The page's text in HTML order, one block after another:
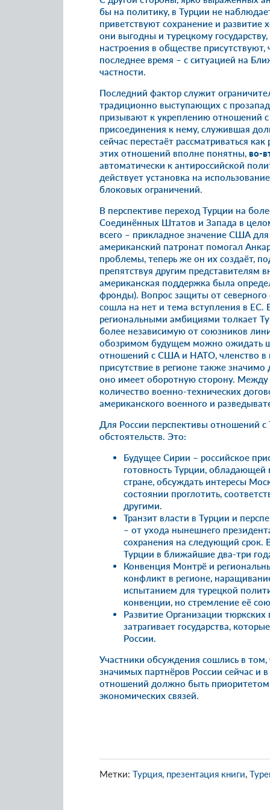
бы на политику, в Турции не
приветствуют сохранение и
они выгодны и турецкому
настроения в обществе
последнее время – с ситуацией на
частности.
Последний фактор служит
традиционно выступающих с
призывают к укреплению отношений
присоединения к нему, служившая
сейчас перестаёт рассматриваться
этих отношений вполне понятны, во-
автоматически к антироссийской
действует установка на
блоковых ограничений.
В перспективе переход Турции на
Соединённых Штатов и Запада в
всего – прикладное значение США
американский патронат помогал
проблемы, теперь же он их создаёт,
препятствуя другим представителям
американская поддержка была
фронды). Вопрос защиты от северного
сошла на нет и тема вступления в ЕС.
региональными амбициями толкает
более независимую от союзников
обозримом будущем можно ожидать
отношений с США и НАТО, членство в
присутствие в регионе также
оно имеет оборотную сторону.
количество военно-технических
американского военного и
Для России перспективы отношений с
обстоятельств. Это:
Будущее Сирии – российское
готовность Турции,
стране, обсуждать интересы
состоянии проглотить,
другими.
Транзит власти в Турции и
– от ухода нынешнего
сохранения на следующий срок.
Турции в ближайшие два-три
Конвенция Монтрё и
конфликт в регионе,
испытанием для турецкой
конвенции, но стремление её
Развитие Организации тюркских
затрагивает государства,
России.
Участники обсуждения сошлись в
значимых партнёров России сейчас и
отношений должно быть
экономических связей.
Метки: Турция, презентация книги,